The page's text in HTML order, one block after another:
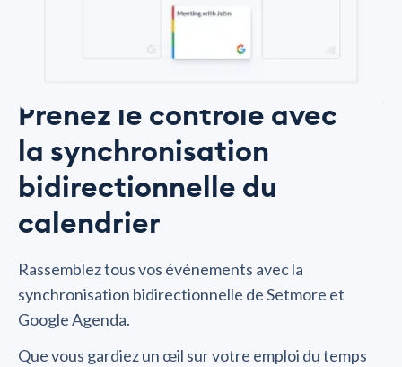
Prenez le contrôle avec
la synchronisation
bidirectionnelle du
calendrier
Rassemblez tous vos événements avec la
synchronisation bidirectionnelle de Setmore et
Google Agenda.
Que vous gardiez un œil sur votre emploi du temps